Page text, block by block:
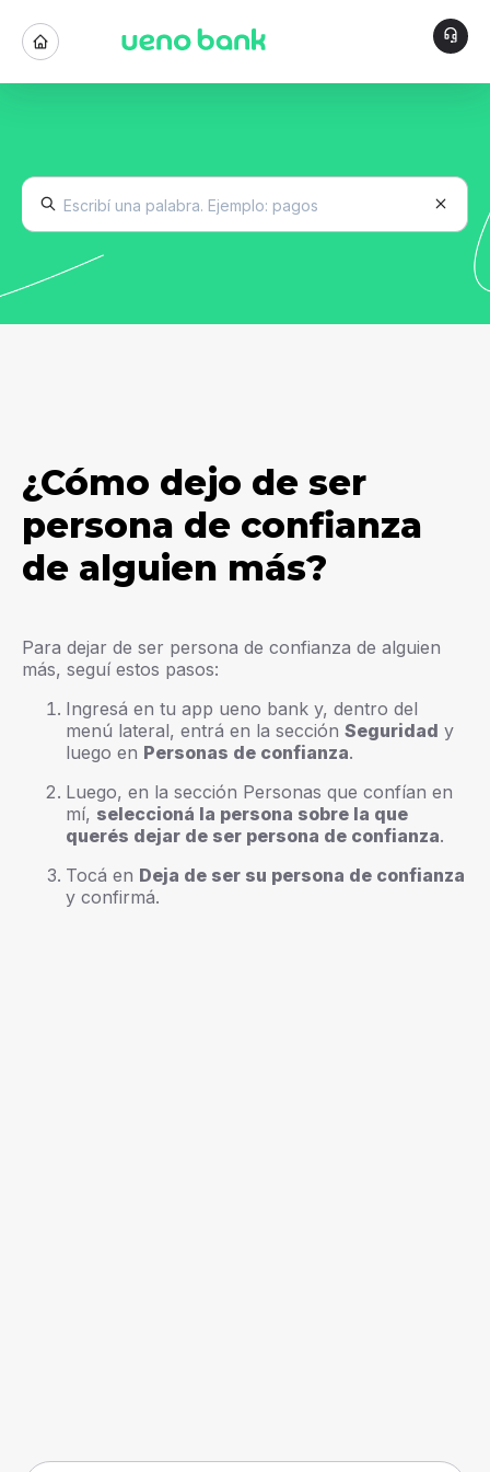
¿Cómo dejo de ser
persona de confianza
de alguien más?
Para dejar de ser persona de confianza de alguien
más, seguí estos pasos:
Ingresá en tu app ueno bank y, dentro del
menú lateral, entrá en la sección Seguridad y
luego en Personas de confianza.
Luego, en la sección Personas que confían en
mí, seleccioná la persona sobre la que
querés dejar de ser persona de confianza.
Tocá en Deja de ser su persona de confianza
y confirmá.